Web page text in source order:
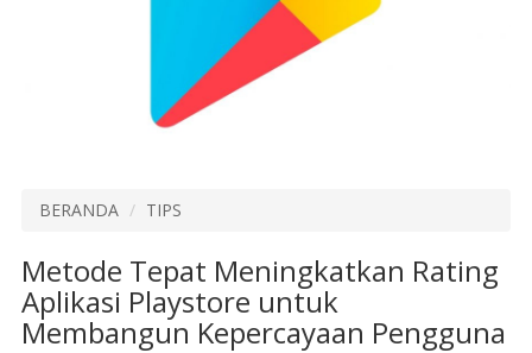
BERANDA TIPS
Metode Tepat Meningkatkan Rating
Aplikasi Playstore untuk
Membangun Kepercayaan Pengguna